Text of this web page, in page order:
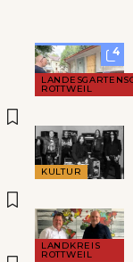
4
ROTTWEIL
KULTUR
LANDKREIS
ROTTWEIL